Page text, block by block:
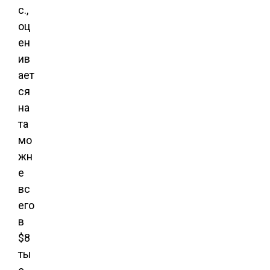
с.,
оц
ен
ив
ает
ся
на
та
мо
жн
е
вс
его
в
$8
ты